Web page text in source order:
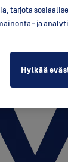
tarjota
ja
Hylkää